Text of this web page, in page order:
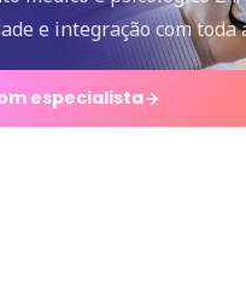
e integração com toda
especialista